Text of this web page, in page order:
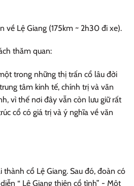
về Lệ Giang (175km ~ 2h30 đi xe).
thăm quan:
trong những thị trấn cổ lâu đời
tâm kinh tế, chính trị và văn
vì thế nơi đây vẫn còn lưu giữ rất
cổ có giá trị và ý nghĩa về văn
cổ Lệ Giang. Sau đó, đoàn có
“ Lệ Giang thiên cổ tình” - Một